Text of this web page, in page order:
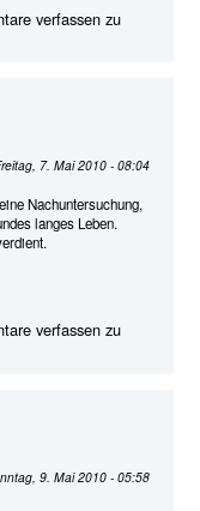
verfassen zu
7. Mai 2010 - 08:04
Nachuntersuchung,
langes Leben.
verfassen zu
9. Mai 2010 - 05:58